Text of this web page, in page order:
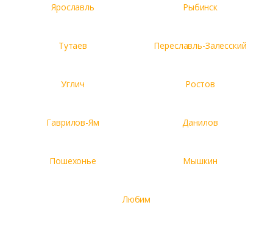
Ярославль Рыбинск
Тутаев Переславль-Залесский
Углич Ростов
Гаврилов-Ям Данилов
Пошехонье Мышкин
Любим